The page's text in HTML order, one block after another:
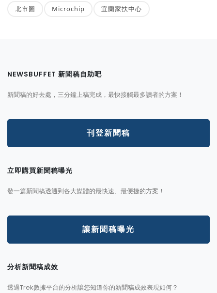
北市圖 Microchip 宜蘭家扶中心
NEWSBUFFET 新聞稿自助吧
新聞稿的好去處，三分鐘上稿完成，最快接觸最多讀者的方案！
刊登新聞稿
立即購買新聞稿曝光
發一篇新聞稿透通到各大媒體的最快速、最便捷的方案！
讓新聞稿曝光
分析新聞稿成效
透過Trek數據平台的分析讓您知道你的新聞稿成效表現如何？